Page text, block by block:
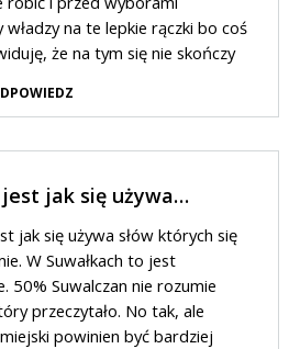
na te lepkie rączki bo coś
że na tym się nie skończy
jak się używa…
jak się używa słów których się
W Suwałkach to jest
50% Suwalczan nie rozumie
przeczytało. No tak, ale
powinien być bardziej